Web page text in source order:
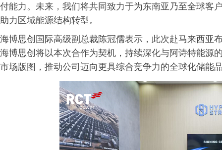
付能力。未来，我们将共同致力于为东南亚乃至全球客
助力区域能源结构转型。
海博思创国际高级副总裁陈冠儒表示，此次赴马来西亚
海博思创将以本次合作为契机，持续深化与阿诗特能源
市场版图，推动公司迈向更具综合竞争力的全球化储能